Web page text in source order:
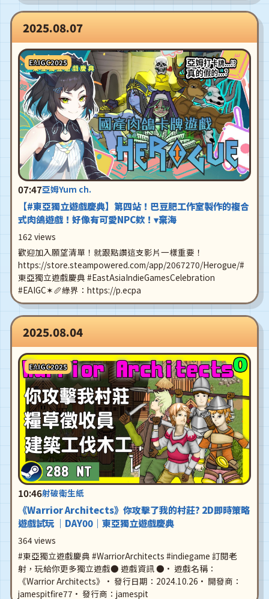
2025.08.07
EAIGC2025
07:47亞姆Yum ch.
【#東亞獨立遊戲慶典】第四站！巴豆肥工作室製作的複合
式肉鴿遊戲！好像有可愛NPC欸！▾棄海
162 views
歡迎加入願望清單！就跟點讚這支影片一樣重要！
https://store.steampowered.com/app/2067270/Herogue/#
東亞獨立遊戲慶典 #EastAsiaIndieGamesCelebration
#EAIGC✶🥖綠界：https://p.ecpa
2025.08.04
EAIGC2025
10:46射破衛生紙
《Warrior Architects》你攻擊了我的村莊? 2D即時策略
遊戲試玩 ｜DAY00｜東亞獨立遊戲慶典
364 views
#東亞獨立遊戲慶典 #WarriorArchitects #indiegame 訂閱老
射，玩給你更多獨立遊戲● 遊戲資訊 ●• 遊戲名稱：
《Warrior Architects》• 發行日期：2024.10.26• 開發商：
jamespitfire77• 發行商：jamespit